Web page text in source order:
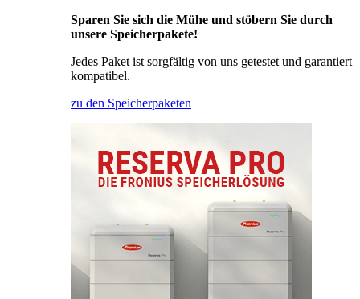
Sparen Sie sich die Mühe und stöbern Sie durch
unsere Speicherpakete!
Jedes Paket ist sorgfältig von uns getestet und garantiert
kompatibel.
zu den Speicherpaketen